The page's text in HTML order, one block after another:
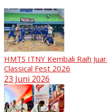
HMTS ITNY Kembali Raih
Classical Fest 2026
23 Juni 2026